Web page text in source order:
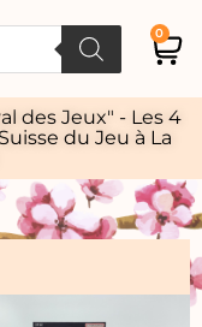
0
des Jeux" - Les 4
du Jeu à La